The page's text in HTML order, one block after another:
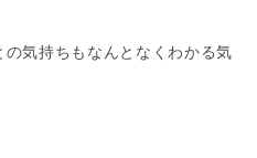
気持ちもなんとなくわかる気